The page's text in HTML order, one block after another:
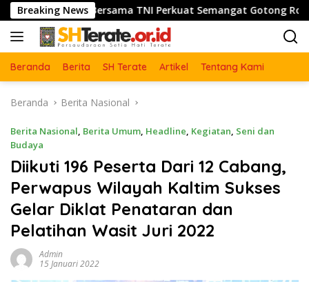
Langsung
ke
konten
Breaking News
TNI Perkuat Semangat Gotong Royong, Sukseskan
Beranda Berita SH Terate Artikel Tentang Kami
Beranda Berita Nasional
Berita Nasional, Berita Umum, Headline, Kegiatan, Seni dan
Budaya
Diikuti 196 Peserta Dari 12 Cabang,
Perwapus Wilayah Kaltim Sukses
Gelar Diklat Penataran dan
Pelatihan Wasit Juri 2022
Admin
15 Januari 2022